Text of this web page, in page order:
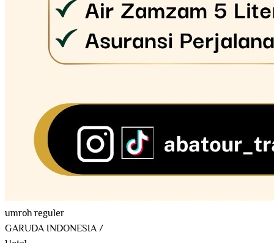
umroh reguler
GARUDA INDONESIA/